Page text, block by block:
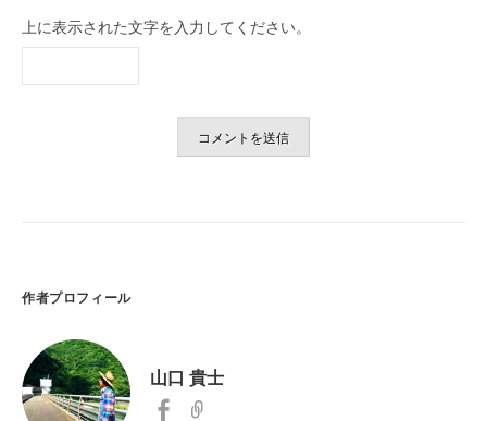
上に表示された文字を入力してください。
作者プロフィール
山口 貴士